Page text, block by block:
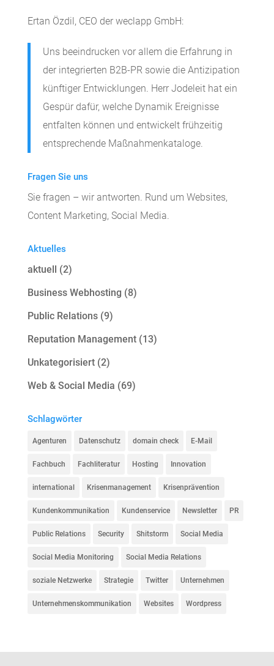
Ertan Özdil, CEO der weclapp GmbH:
Uns beeindrucken vor allem die Erfahrung in
der integrierten B2B-PR sowie die Antizipation
künftiger Entwicklungen. Herr Jodeleit hat ein
Gespür dafür, welche Dynamik Ereignisse
entfalten können und entwickelt frühzeitig
entsprechende Maßnahmenkataloge.
Fragen Sie uns
Sie fragen – wir antworten. Rund um Websites,
Content Marketing, Social Media.
Aktuelles
aktuell (2)
Business Webhosting (8)
Public Relations(9)
Reputation Management(13)
Unkategorisiert(2)
Web & Social Media (69)
Schlagwörter
Agenturen Datenschutz domain check E-Mail
Fachbuch Fachliteratur Hosting Innovation
international Krisenmanagement Krisenprävention
Kundenkommunikation Kundenservice Newsletter PR
Public Relations Security Shitstorm Social Media
Social Media Monitoring Social Media Relations
soziale Netzwerke Strategie Twitter Unternehmen
Unternehmenskommunikation Websites Wordpress